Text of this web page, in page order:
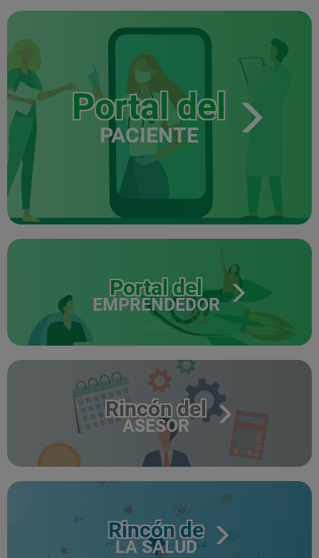
Portal del
PACIENTE
Portal del
EMPRENDEDOR
Rincón del
ASESOR
Rincón de
LA SALUD